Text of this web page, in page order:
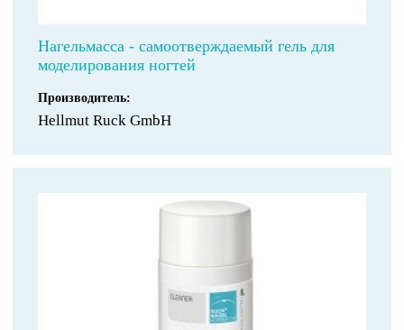
Нагельмасса - самоотверждаемый гель для
моделирования ногтей
Производитель:
Hellmut Ruck GmbH